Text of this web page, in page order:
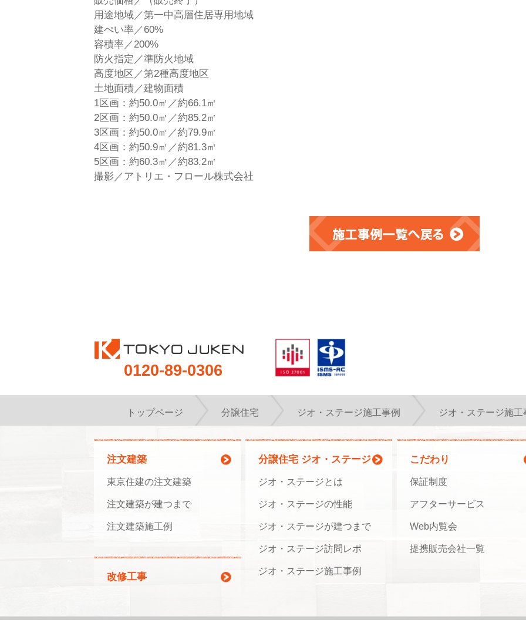
用途地域／第一中高層住居専用地域
建ぺい率／60%
容積率／200%
防火指定／準防火地域
高度地区／第2種高度地区
土地面積／建物面積
1区画：約50.0㎡／約66.1㎡
2区画：約50.0㎡／約85.2㎡
3区画：約50.0㎡／約79.9㎡
4区画：約50.9㎡／約81.3㎡
5区画：約60.3㎡／約83.2㎡
撮影／アトリエ・フロール株式会社
0120-89-0306
トップページ 分譲住宅 ジオ・ステージ施工事例 ジオ・ステージ施工
注文建築
東京住建の注文建築
注文建築が建つまで
注文建築施工例
改修工事
分譲住宅 ジオ・ステージ
ジオ・ステージとは
ジオ・ステージの性能
ジオ・ステージが建つまで
ジオ・ステージ訪問レポ
ジオ・ステージ施工事例
こだわり
保証制度
アフターサービス
Web内覧会
提携販売会社一覧